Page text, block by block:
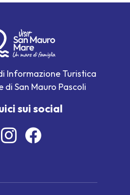
Informazione Turistica
di San Mauro Pascoli
sui social